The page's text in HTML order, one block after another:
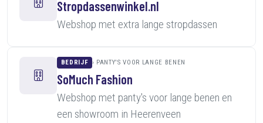
Stropdassenwinkel.nl
Webshop met extra lange stropdassen
BEDRIJF PANTY'S VOOR LANGE BENEN
SoMuch Fashion
Webshop met panty's voor lange benen en
een showroom in Heerenveen